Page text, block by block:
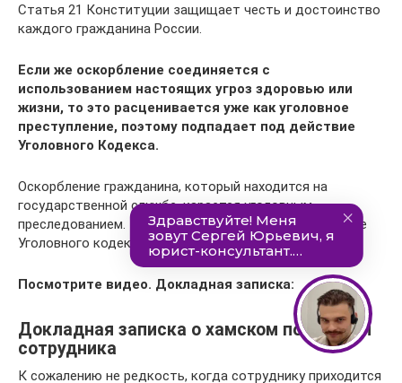
Статья 21 Конституции защищает честь и достоинство
каждого гражданина России.
Если же оскорбление соединяется с
использованием настоящих угроз здоровью или
жизни, то это расценивается уже как уголовное
преступление, поэтому подпадает под действие
Уголовного Кодекса.
Оскорбление гражданина, который находится на
государственной службе, карается уголовным
преследованием. Такие дела подпадают под действие
Уголовного кодекса.
Посмотрите видео. Докладная записка:
Докладная записка о хамском поведении
сотрудника
К сожалению не редкость, когда сотруднику приходится